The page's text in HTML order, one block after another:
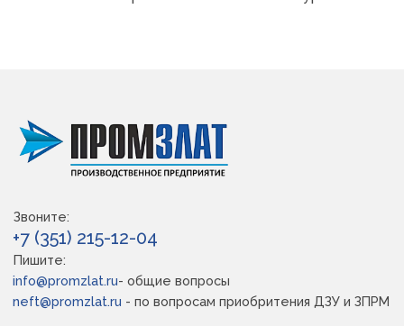
Звоните:
+7 (351) 215-12-04
Пишите:
info@promzlat.ru- общие вопросы
neft@promzlat.ru - по вопросам приобритения ДЗУ и ЗПРМ